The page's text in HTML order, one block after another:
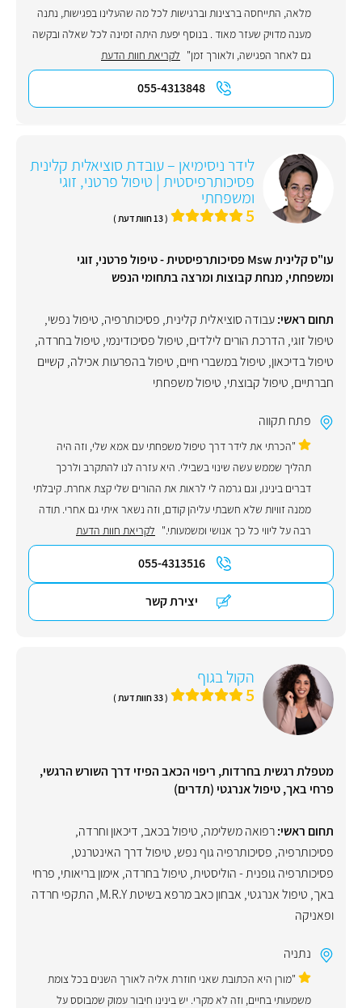
מלאה, התייחסה ברצינות וברגישות לכל מה שהעלינו בפגישות, נתנה
מענה מדויק שעזר מאוד . בנוסף יפעת היתה זמינה לכל שאלה ובקשה
גם לאחר הפגישה, ולאורך זמן" לקריאת חוות הדעת
055-4313848
לידר ניסימיאן – עובדת סוציאלית קלינית
פסיכותרפיסטית | טיפול פרטני, זוגי
ומשפחתי
5 ( 13 חוות דעת )
עו"ס קלינית Msw פסיכותרפיסטית - טיפול פרטני, זוגי
ומשפחתי, מנחת קבוצות ומרצה בתחומי הנפש
תחום ראשי:עבודה סוציאלית קלינית, פסיכותרפיה, טיפול נפשי,
טיפול זוגי, הדרכת הורים לילדים, טיפול פסיכודינמי, טיפול בחרדה,
טיפול בדיכאון, טיפול במשברי חיים, טיפול בהפרעות אכילה, קשיים
חברתיים, טיפול קבוצתי, טיפול משפחתי
פתח תקווה
"הכרתי את לידר דרך טיפול משפחתי עם אמא שלי, וזה היה
תהליך שממש עשה שינוי בשבילי. היא עזרה לנו להתקרב ולרכך
דברים בינינו, וגם גרמה לי לראות את ההורים שלי קצת אחרת. קיבלתי
ממנה זוויות שלא חשבתי עליהן קודם, וזה נשאר איתי גם אחרי. תודה
רבה על ליווי כל כך אנושי ומשמעותי." לקריאת חוות הדעת
055-4313516
יצירת קשר
הקול בגוף
5 ( 33 חוות דעת )
מטפלת רגשית בחרדות, ריפוי הכאב הפיזי דרך השורש הרגשי,
פרחי באך, טיפול אנרגטי (תדרים)
תחום ראשי:רפואה משלימה, טיפול בכאב, דיכאון וחרדה,
פסיכותרפיה, פסיכותרפיה גוף נפש, טיפול דרך האינטרנט,
פסיכותרפיה גופנית - הוליסטית, טיפול בחרדה, אימון בריאותי, פרחי
באך, טיפול אנרגטי, אבחון כאב מרפא בשיטת M.R.Y , התקפי חרדה
ופאניקה
נתניה
"מורן היא הכתובת שאני חוזרת אליה לאורך השנים בכל צומת
משמעותי בחיים, וזה לא מקרי. יש בינינו חיבור עמוק שמבוסס על